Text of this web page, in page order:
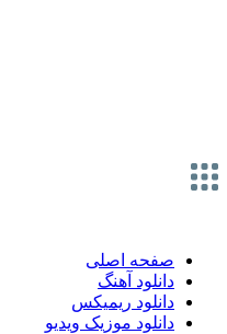
صفحه اصلی
دانلود آهنگ
دانلود ریمیکس
دانلود موزیک ویدیو